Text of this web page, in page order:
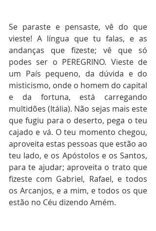
Se paraste e pensaste, vê do que
vieste! A língua que tu falas, e as
andanças que fizeste; vê que só
podes ser o PEREGRINO. Vieste de
um País pequeno, da dúvida e do
misticismo, onde o homem do capital
e da fortuna, está carregando
multidões (Itália). Não sejas mais este
que fugiu para o deserto, pega o teu
cajado e vá. O teu momento chegou,
aproveita estas pessoas que estão ao
teu lado, e os Apóstolos e os Santos,
para te ajudar; aproveita o trato que
fizeste com Gabriel, Rafael, e todos
os Arcanjos, e a mim, e todos os que
estão no Céu dizendo Amém.